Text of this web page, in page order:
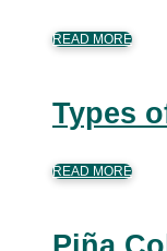
READ MORE
Types
READ MORE